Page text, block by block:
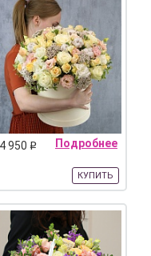
950 q Подробнее
КУПИТЬ